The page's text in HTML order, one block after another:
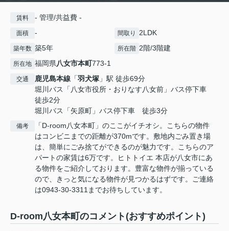
賃料 - 管理/共益費 -
面積 - 間取り 2LDK
築年数 築5年 所在階 2階/3階建
所在地 福岡県八女市本町773-1
交通 鹿児島本線 「羽犬塚 」駅 徒歩69分
堀川バス「八女市役所・おりなす八女前」バス停下車
徒歩2分
堀川バス「矢原町」バス停下車 徒歩3分
備考
「D-room八女本町」のここがイチオシ。こちらの物件
はコンビニまでの距離が370mです。敷地内ごみ置き場
は、簡単にごみ捨てができるのが魅力です。こちらのア
パートの家賃は6万です。ヒトトイエ 本店が八女市にあ
る物件をご紹介しております。豊富な物件が揃っている
ので、きっと気になる物件が見つかるはずです。ご連絡
は0943-30-3311までお待ちしています。
D-room八女本町のコメント(おすすめポイント)